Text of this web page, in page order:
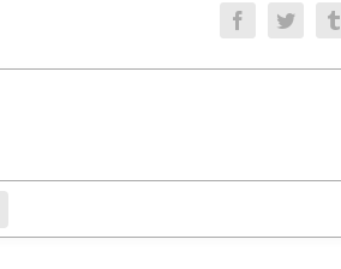
FacebookTwitter